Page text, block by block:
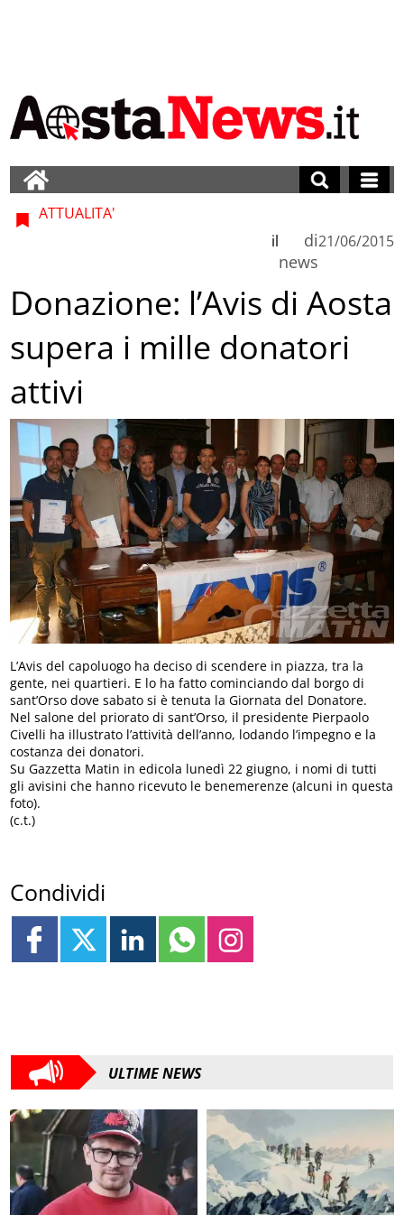
ATTUALITA'
di
news
il 21/06/2015
Donazione: l’Avis di Aosta
supera i mille donatori
attivi
L’Avis del capoluogo ha deciso di scendere in piazza, tra la
gente, nei quartieri. E lo ha fatto cominciando dal borgo di
sant’Orso dove sabato si è tenuta la Giornata del Donatore.
Nel salone del priorato di sant’Orso, il presidente Pierpaolo
Civelli ha illustrato l’attività dell’anno, lodando l’impegno e la
costanza dei donatori.
Su Gazzetta Matin in edicola lunedì 22 giugno, i nomi di tutti
gli avisini che hanno ricevuto le benemerenze (alcuni in questa
foto).
(c.t.)
Condividi
ULTIME NEWS